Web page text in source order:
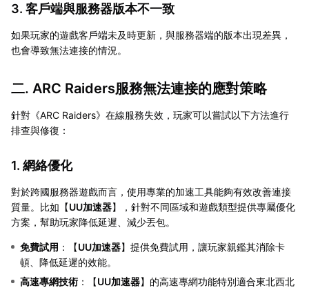
3. 客戶端與服務器版本不一致
如果玩家的遊戲客戶端未及時更新，與服務器端的版本出現差異，
也會導致無法連接的情況。
二. ARC Raiders服務無法連接的應對策略
針對《ARC Raiders》在線服務失效，玩家可以嘗試以下方法進行
排查與修復：
1. 網絡優化
對於跨國服務器遊戲而言，使用專業的加速工具能夠有效改善連接
質量。比如【UU加速器】，針對不同區域和遊戲類型提供專屬優化
方案，幫助玩家降低延遲、減少丟包。
免費試用 ：【UU加速器】提供免費試用，讓玩家親鑑其消除卡
頓、降低延遲的效能。
高速專網技術 ：【UU加速器】的高速專網功能特別適合東北西北